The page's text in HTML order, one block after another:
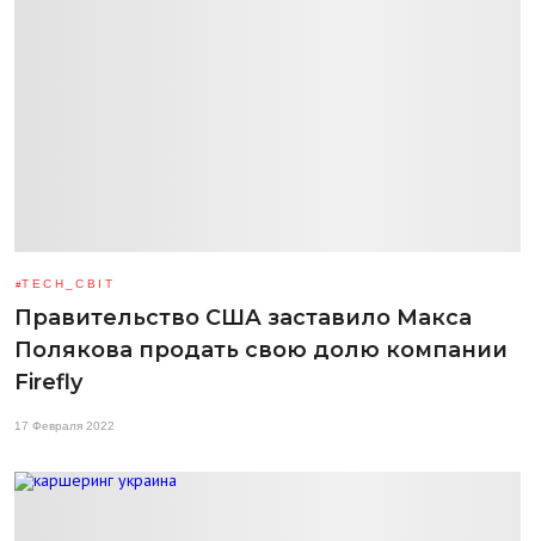
TECH_СВІТ
Правительство США заставило Макса
Полякова продать свою долю компании
Firefly
17 Февраля 2022